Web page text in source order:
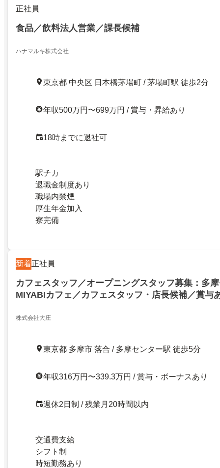
正社員
食品／飲料法人営業／課長候補
ハナマルキ株式会社
東京都 中央区 日本橋茅場町 / 茅場町駅 徒歩2分
年収500万円〜699万円 / 賞与・昇給あり
18時までに退社可
駅チカ
退職金制度あり
職場内禁煙
厚生年金加入
寮完備
新着正社員
カフェスタッフ／オープニングスタッフ募集：多
MIYABIカフェ／カフェスタッフ・店長候補／賞与
株式会社大庄
東京都 多摩市 落合 / 多摩センター駅 徒歩5分
年収316万円〜339.3万円 / 賞与・ボーナスあり
週休2日制 / 残業月20時間以内
交通費支給
シフト制
時短勤務あり